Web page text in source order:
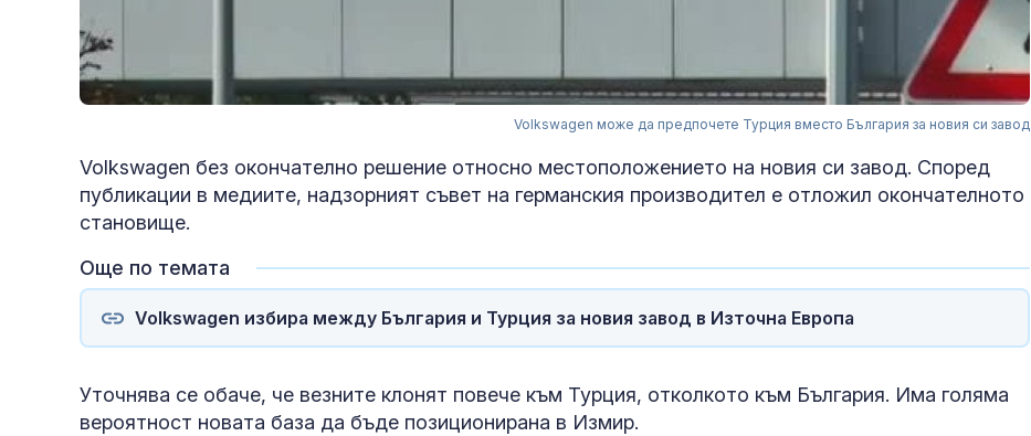
Volkswagen може да предпочете Турция вместо България за новия си завод
Volkswagen без окончателно решение относно местоположението на новия си завод. Според
публикации в медиите, надзорният съвет на германския производител е отложил окончателното
становище.
Още по темата
Volkswagen избира между България и Турция за новия завод в Източна Европа
Уточнява се обаче, че везните клонят повече към Турция, отколкото към България. Има голяма
вероятност новата база да бъде позиционирана в Измир.